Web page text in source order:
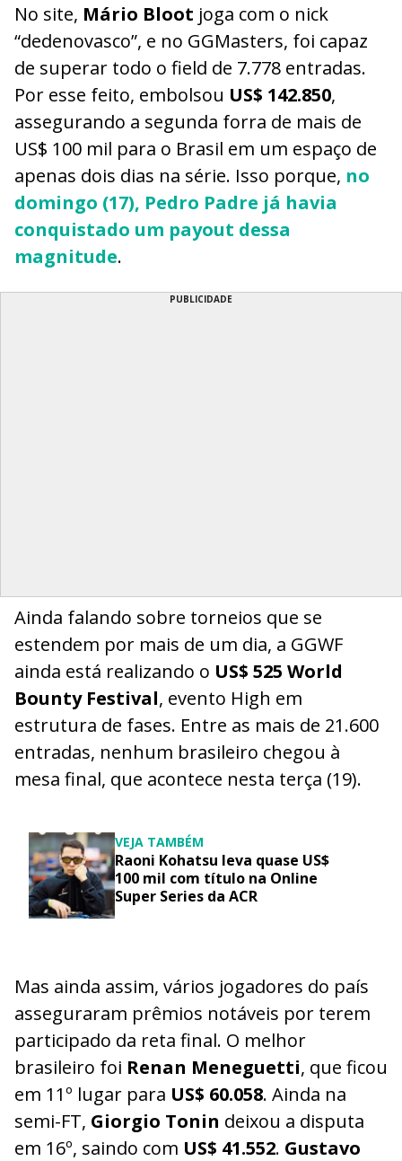
No site, Mário Bloot joga com o nick
“dedenovasco”, e no GGMasters, foi capaz
de superar todo o field de 7.778 entradas.
Por esse feito, embolsou US$ 142.850,
assegurando a segunda forra de mais de
US$ 100 mil para o Brasil em um espaço de
apenas dois dias na série. Isso porque, no
domingo (17), Pedro Padre já havia
conquistado um payout dessa
magnitude.
PUBLICIDADE
Ainda falando sobre torneios que se
estendem por mais de um dia, a GGWF
ainda está realizando o US$ 525 World
Bounty Festival, evento High em
estrutura de fases. Entre as mais de 21.600
entradas, nenhum brasileiro chegou à
mesa final, que acontece nesta terça (19).
VEJA TAMBÉM
Raoni Kohatsu leva quase US$
100 mil com título na Online
Super Series da ACR
Mas ainda assim, vários jogadores do país
asseguraram prêmios notáveis por terem
participado da reta final. O melhor
brasileiro foi Renan Meneguetti, que ficou
em 11º lugar para US$ 60.058. Ainda na
semi-FT, Giorgio Tonin deixou a disputa
em 16º, saindo com US$ 41.552. Gustavo